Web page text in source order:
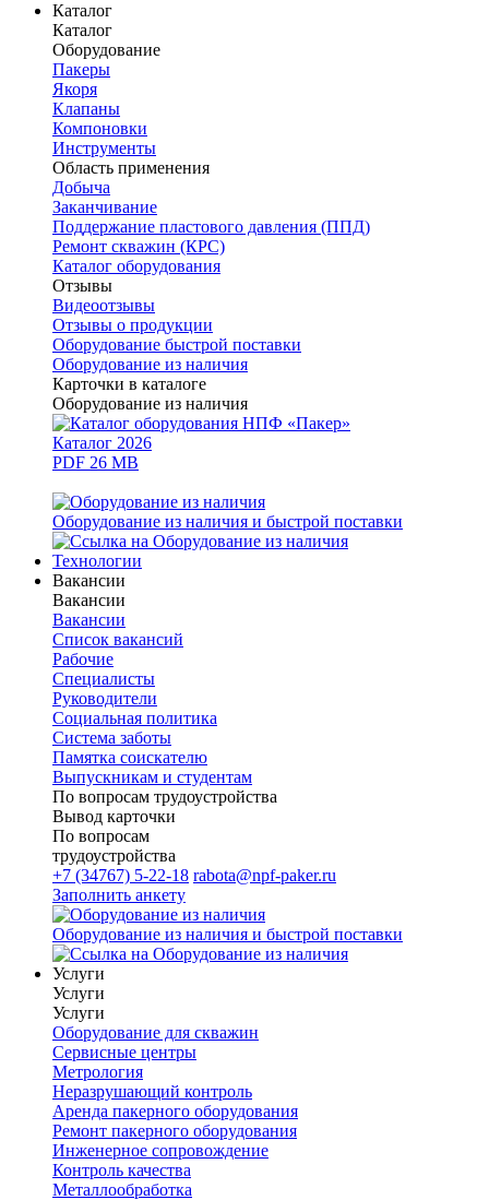
Каталог
Каталог
Оборудование
Пакеры
Якоря
Клапаны
Компоновки
Инструменты
Область применения
Добыча
Заканчивание
Поддержание пластового давления (ППД)
Ремонт скважин (КРС)
Каталог оборудования
Отзывы
Видеоотзывы
Отзывы о продукции
Оборудование быстрой поставки
Оборудование из наличия
Карточки в каталоге
Оборудование из наличия
Каталог 2026
PDF 26 MB
Оборудование из наличия и быстрой поставки
Технологии
Вакансии
Вакансии
Вакансии
Список вакансий
Рабочие
Специалисты
Руководители
Cоциальная политика
Система заботы
Памятка соискателю
Выпускникам и студентам
По вопросам трудоустройства
Вывод карточки
По вопросам
трудоустройства
+7 (34767) 5-22-18 rabota@npf-paker.ru
Заполнить анкету
Оборудование из наличия и быстрой поставки
Услуги
Услуги
Услуги
Оборудование для скважин
Сервисные центры
Метрология
Неразрушающий контроль
Аренда пакерного оборудования
Ремонт пакерного оборудования
Инженерное сопровождение
Контроль качества
Металлообработка